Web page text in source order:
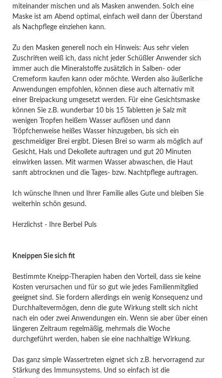
miteinander mischen und als Masken anwenden. Solch eine
Maske ist am Abend optimal, einfach weil dann der Überstand
als Nachpflege einziehen kann.
Zu den Masken generell noch ein Hinweis: Aus sehr vielen
Zuschriften weiß ich, dass nicht jeder Schüßler Anwender sich
immer auch die Mineralstoffe zusätzlich in Salben- oder
Cremeform kaufen kann oder möchte. Werden also äußerliche
Anwendungen empfohlen, können diese auch alternativ mit
einer Breipackung umgesetzt werden. Für eine Gesichtsmaske
können Sie z.B. wunderbar 10 bis 15 Tabletten je Salz mit
wenigen Tropfen heißem Wasser auflösen und dann
Tröpfchenweise heißes Wasser hinzugeben, bis sich ein
geschmeidiger Brei ergibt. Diesen Brei so warm als möglich auf
Gesicht, Hals und Dekollete auftragen und gut 20 Minuten
einwirken lassen. Mit warmen Wasser abwaschen, die Haut
sanft abtrocknen und die Tages- bzw. Nachtpflege auftragen.
Ich wünsche Ihnen und Ihrer Familie alles Gute und bleiben Sie
weiterhin schön gesund.
Herzlichst - Ihre Berbel Puls
Kneippen Sie sich fit
Bestimmte Kneipp-Therapien haben den Vorteil, dass sie keine
Kosten verursachen und für so gut wie jedes Familienmitglied
geeignet sind. Sie fordern allerdings ein wenig Konsequenz und
Durchhaltevermögen, denn die gute Wirkung stellt sich nicht
nach ein oder zwei Anwendungen ein. Wenn sie aber über einen
längeren Zeitraum regelmäßig, mehrmals die Woche
durchgeführt werden, haben sie eine nachhaltige Wirkung.
Das ganz simple Wassertreten eignet sich z.B. hervorragend zur
Stärkung des Immunsystems. Und so einfach ist die